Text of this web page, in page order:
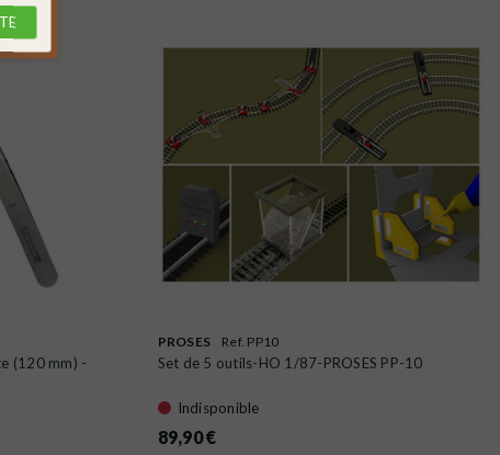
(120 mm) -
PROSES Ref. PP10
Set de 5 outils-HO 1/87-PROSES PP-10
Indisponible
89,90 €